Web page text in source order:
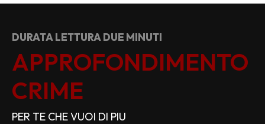
DURATA LETTURA DUE MINUTI
APPROFONDIMENTO
CRIME
PER TE CHE VUOI DI PIU